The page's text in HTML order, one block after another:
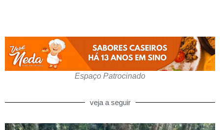
Espaço Patrocinado
veja a seguir